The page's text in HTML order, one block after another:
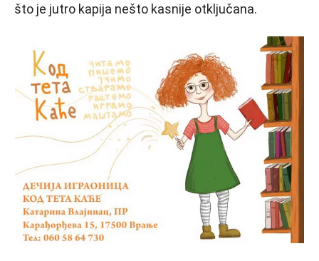
što je jutro kapija nešto kasnije otključana.